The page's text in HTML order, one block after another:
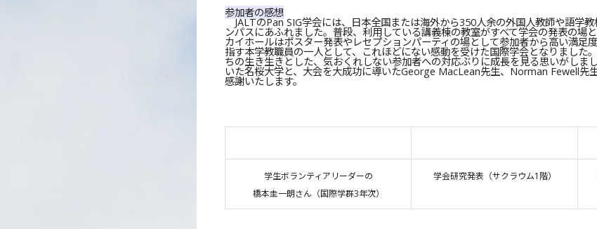
参加者の感想
JALTのPan SIG学会には、日本全国または海外から350人余の外国人教師や語学教
ンパスにあふれました。普段、利用している講義棟の教室がすべて学会の発表の場
カイホールはポスター発表やレセプションパーティの場として参加者から高い満足
指す本学教職員の一人として、これほどにない感動を受けた国際学会となりました
ちの生き生きとした、気おくれしない参加者への対応ぶりに成長を見る思いがしま
いた名桜大学と、大会を大成功に導いたGeorge MacLean先生、Norman Fewell先
感謝いたします。
学生ボランティアリーダーの
橋本圭一朗さん（国際学群3年次）
学会研究発表（サクラウム1階）